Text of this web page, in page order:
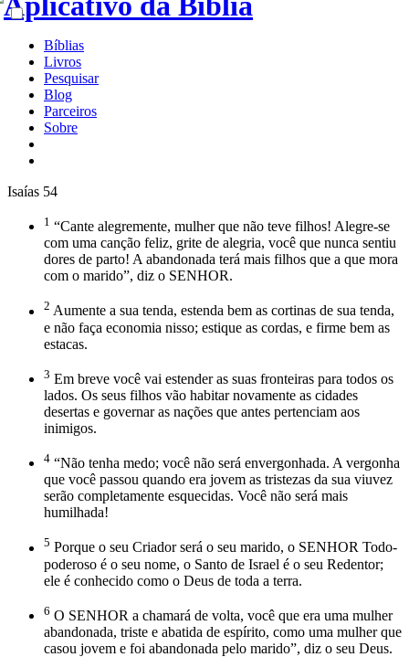
Bíblias
Livros
Pesquisar
Blog
Parceiros
Sobre
Isaías 54
1 “Cante alegremente, mulher que não teve filhos! Alegre-se
com uma canção feliz, grite de alegria, você que nunca sentiu
dores de parto! A abandonada terá mais filhos que a que mora
com o marido”, diz o SENHOR.
2 Aumente a sua tenda, estenda bem as cortinas de sua tenda,
e não faça economia nisso; estique as cordas, e firme bem as
estacas.
3 Em breve você vai estender as suas fronteiras para todos os
lados. Os seus filhos vão habitar novamente as cidades
desertas e governar as nações que antes pertenciam aos
inimigos.
4 “Não tenha medo; você não será envergonhada. A vergonha
que você passou quando era jovem as tristezas da sua viuvez
serão completamente esquecidas. Você não será mais
humilhada!
5 Porque o seu Criador será o seu marido, o SENHOR Todo-
poderoso é o seu nome, o Santo de Israel é o seu Redentor;
ele é conhecido como o Deus de toda a terra.
6 O SENHOR a chamará de volta, você que era uma mulher
abandonada, triste e abatida de espírito, como uma mulher que
casou jovem e foi abandonada pelo marido”, diz o seu Deus.